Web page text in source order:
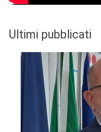
Ultimi pubblicati